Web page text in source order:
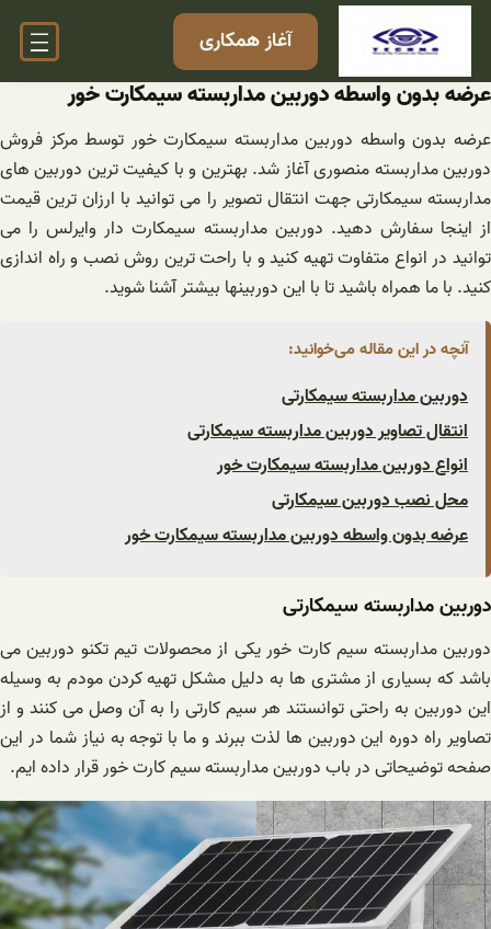
رفتن
آغاز همکاری
عرضه بدون واسطه دوربین مداربسته سیمکارت خور
عرضه بدون واسطه دوربین مداربسته سیمکارت خور توسط مرکز فروش
دوربین مداربسته منصوری آغاز شد. بهترین و با کیفیت ترین دوربین های
مداربسته سیمکارتی جهت انتقال تصویر را می توانید با ارزان ترین قیمت
از اینجا سفارش دهید. دوربین مداربسته سیمکارت دار وایرلس را می
توانید در انواع متفاوت تهیه کنید و با راحت ترین روش نصب و راه اندازی
کنید. با ما همراه باشید تا با این دوربینها بیشتر آشنا شوید.
آنچه در این مقاله می‌خوانید:
دوربین مداربسته سیمکارتی
انتقال تصاویر دوربین مداربسته سیمکارتی
انواع دوربین مداربسته سیمکارت خور
محل نصب دوربین سیمکارتی
عرضه بدون واسطه دوربین مداربسته سیمکارت خور
دوربین مداربسته سیمکارتی
دوربین مداربسته سیم کارت خور یکی از محصولات تیم تکنو دوربین می
باشد که بسیاری از مشتری ها به دلیل مشکل تهیه کردن مودم به وسیله
این دوربین به راحتی توانستند هر سیم کارتی را به آن وصل می کنند و از
تصاویر راه دوره این دوربین ها لذت ببرند و ما با توجه به نیاز شما در این
صفحه توضیحاتی در باب دوربین مداربسته سیم کارت خور قرار داده ایم.